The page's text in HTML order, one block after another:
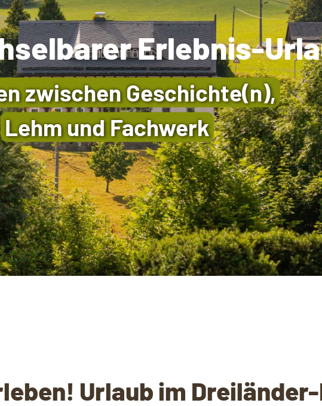
Erlebnis-
zwischen Geschichte(n),
Lehm und Fachwerk
Urlaub im